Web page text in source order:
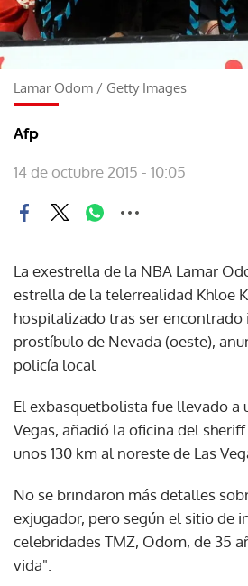
Lamar Odom / Getty Images
Afp
14 de octubre 2015 - 10:05
La exestrella de la NBA Lamar
estrella de la telerrealidad Khloe
hospitalizado tras ser encontrado
prostíbulo de Nevada (oeste),
policía local
El exbasquetbolista fue llevado a
Vegas, añadió la oficina del
unos 130 km al noreste de Las
No se brindaron más detalles
exjugador, pero según el sitio de
celebridades TMZ, Odom, de 35
vida".